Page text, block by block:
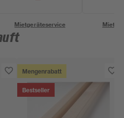
Mietgeräteservice
Mengenrabatt
Bestseller